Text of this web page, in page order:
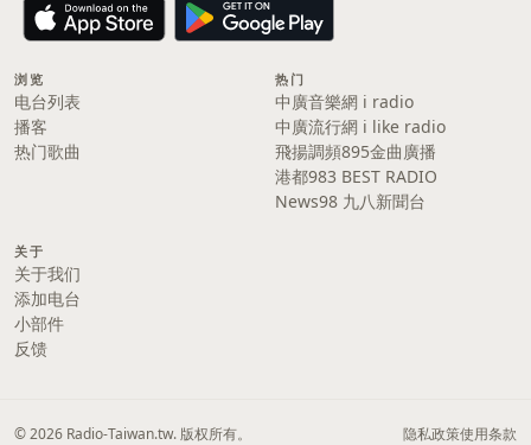
浏览
电台列表
播客
热门歌曲
热门
中廣音樂網 i radio
中廣流行網 i like radio
飛揚調頻895金曲廣播
港都983 BEST RADIO
News98 九八新聞台
关于
关于我们
添加电台
小部件
反馈
© 2026 Radio-Taiwan.tw. 版权所有。 隐私政策使用条款